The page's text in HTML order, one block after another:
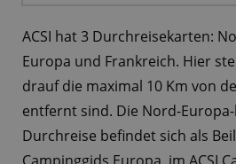
ACSI hat 3 Durchreisekarten:
Europa und Frankreich. Hier
drauf die maximal 10 Km von
entfernt sind. Die Nord-
Durchreise befindet sich als